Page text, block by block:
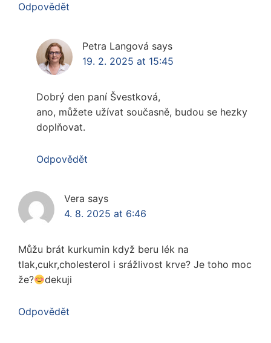
Odpovědět
Petra Langová says
19. 2. 2025 at 15:45
Dobrý den paní Švestková,
ano, můžete užívat současně, budou se hezky
doplňovat.
Odpovědět
Vera says
4. 8. 2025 at 6:46
Můžu brát kurkumin když beru lék na
tlak,cukr,cholesterol i srážlivost krve? Je toho moc
že?
dekuji
Odpovědět